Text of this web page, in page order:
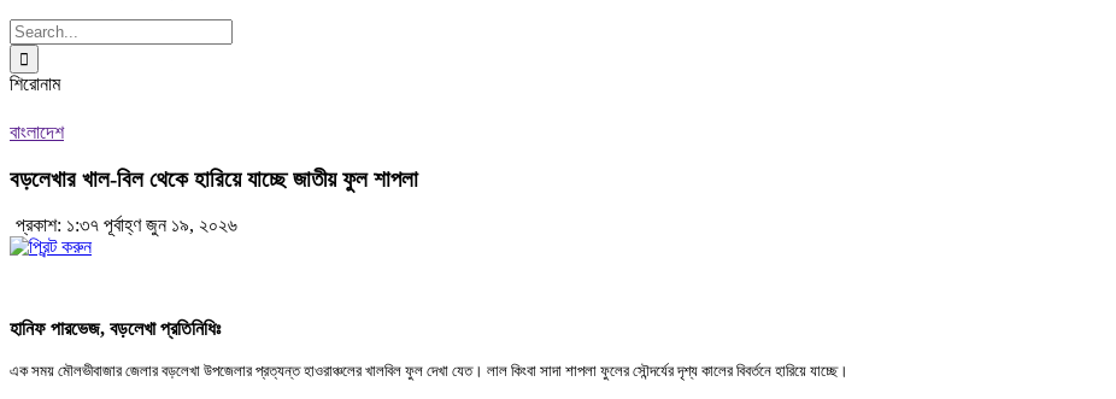
Search
for:
শিরোনাম
বাংলাদেশ
বড়লেখার খাল-বিল থেকে হারিয়ে যাচ্ছে জাতীয় ফুল শাপলা
প্রকাশ: ১:৩৭ পূর্বাহ্ণ জুন ১৯, ২০২৬
হানিফ পারভেজ, বড়লেখা প্রতিনিধিঃ
এক সময় মৌলভীবাজার জেলার বড়লেখা উপজেলার প্রত্যন্ত হাওরাঞ্চলের খালবিল ফুল দেখা যেত। লাল কিংবা সাদা শাপলা ফুলের সৌন্দর্যের দৃশ্য কালের বিবর্তনে হারিয়ে যাচ্ছে।